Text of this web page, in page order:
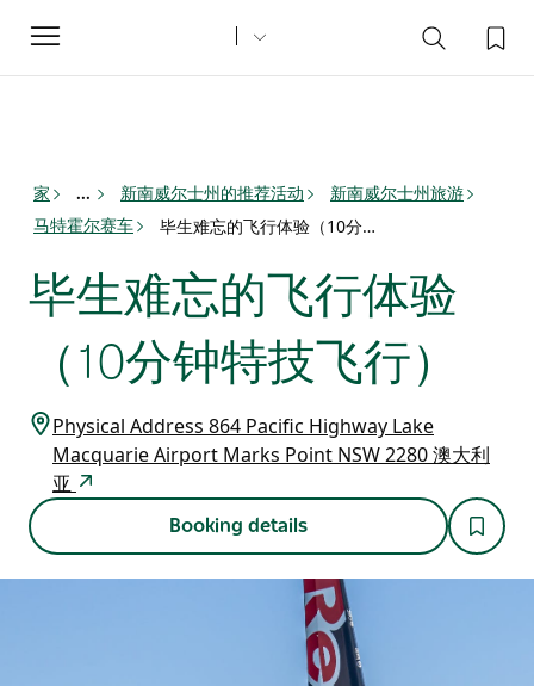
Toggle
navigation
家 ... 新南威尔士州的推荐活动
新南威尔士州旅游
马特霍尔赛车
毕生难忘的飞行体验（10分钟特技飞行）
毕生难忘的飞行体验
（10分钟特技飞行）
Physical Address 864 Pacific Highway Lake
Macquarie Airport Marks Point NSW 2280 澳大利
亚
Booking details